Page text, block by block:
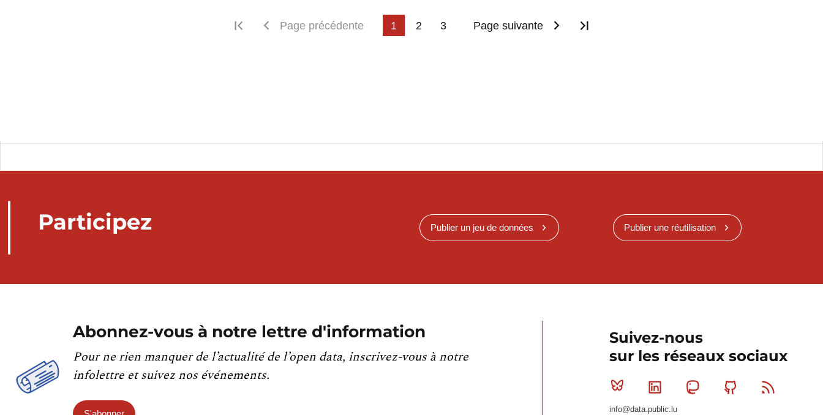
Première page
Page précédente 1 2 3 Page suivante
Participez Publier un jeu de données Publier une réutilisation
Abonnez-vous à notre lettre d'information
Pour ne rien manquer de l’actualité de l’open data, inscrivez-vous à notre
infolettre et suivez nos événements.
Suivez-nous
sur les réseaux sociaux
Bluesky Linkedin MastodonGithub
info@data.public.lu